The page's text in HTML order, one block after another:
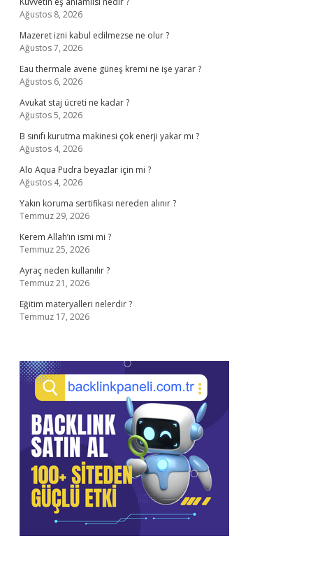
Ağustos 8, 2026
Mazeret izni kabul edilmezse ne olur ?
Ağustos 7, 2026
Eau thermale avene güneş kremi ne işe yarar ?
Ağustos 6, 2026
Avukat staj ücreti ne kadar ?
Ağustos 5, 2026
B sınıfı kurutma makinesi çok enerji yakar mı ?
Ağustos 4, 2026
Alo Aqua Pudra beyazlar için mi ?
Ağustos 4, 2026
Yakın koruma sertifikası nereden alınır ?
Temmuz 29, 2026
Kerem Allah’ın ismi mi ?
Temmuz 25, 2026
Ayraç neden kullanılır ?
Temmuz 21, 2026
Eğitim materyalleri nelerdir ?
Temmuz 17, 2026